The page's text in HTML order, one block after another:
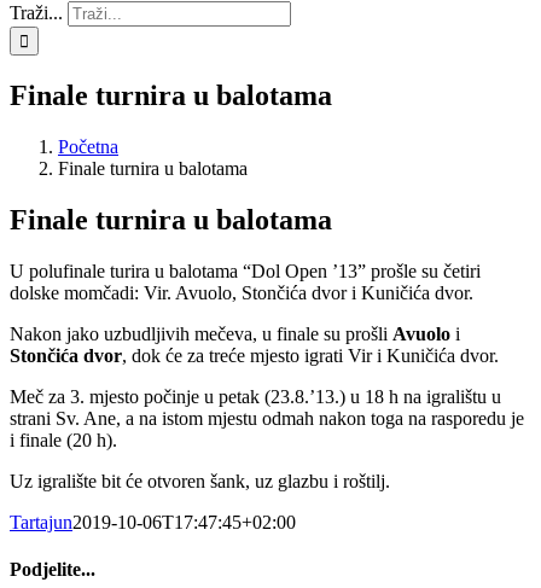
Traži...
Finale turnira u balotama
Početna
Finale turnira u balotama
Finale turnira u balotama
U polufinale turira u balotama “Dol Open ’13” prošle su četiri
dolske momčadi: Vir. Avuolo, Stončića dvor i Kuničića dvor.
Nakon jako uzbudljivih mečeva, u finale su prošli Avuolo i
Stončića dvor, dok će za treće mjesto igrati Vir i Kuničića dvor.
Meč za 3. mjesto počinje u petak (23.8.’13.) u 18 h na igralištu u
strani Sv. Ane, a na istom mjestu odmah nakon toga na rasporedu je
i finale (20 h).
Uz igralište bit će otvoren šank, uz glazbu i roštilj.
Tartajun2019-10-06T17:47:45+02:00
Podjelite...